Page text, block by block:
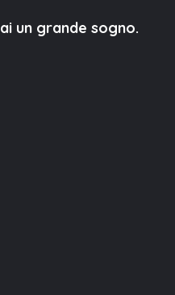
un grande sogno.